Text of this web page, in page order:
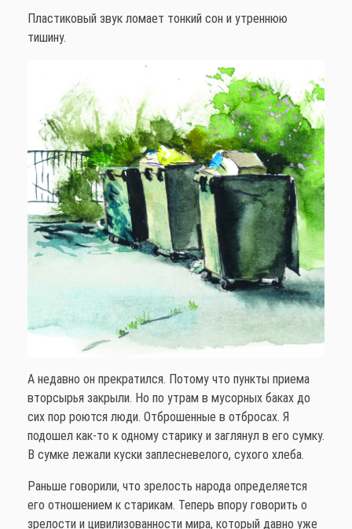
Пластиковый звук ломает тонкий сон и утреннюю
тишину.
А недавно он прекратился. Потому что пункты приема
вторсырья закрыли. Но по утрам в мусорных баках до
сих пор роются люди. Отброшенные в отбросах. Я
подошел как-то к одному старику и заглянул в его сумку.
В сумке лежали куски заплесневелого, сухого хлеба.
Раньше говорили, что зрелость народа определяется
его отношением к старикам. Теперь впору говорить о
зрелости и цивилизованности мира, который давно уже